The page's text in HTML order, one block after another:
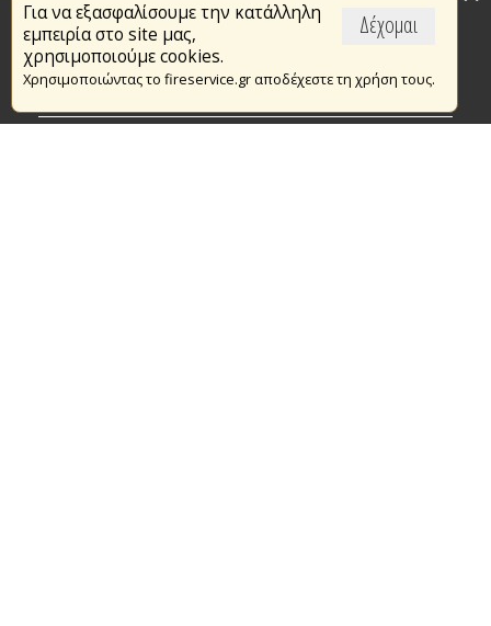
Δέχομαι
Για να εξασφαλίσουμε την κατάλληλη
εμπειρία στο site μας,
χρησιμοποιούμε cookies.
Χρησιμοποιώντας το fireservice.gr αποδέχεστε τη χρήση τους.
Επικαιρότητα
Το Πυροσβεστικό Σώμα